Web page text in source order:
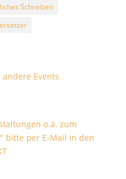
Schreiben
andere Events
o.ä. zum
bitte per E-Mail in den